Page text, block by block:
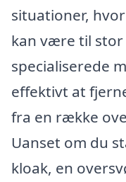
situationer,
kan være til
specialiserede
effektivt at
fra en række
Uanset om du
kloak, en